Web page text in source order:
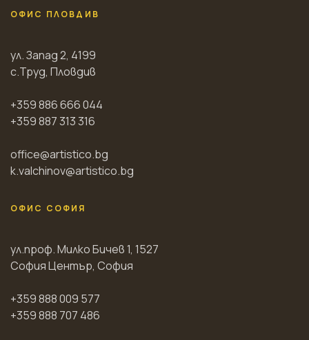
ОФИС ПЛОВДИВ
ул. Запад 2, 4199
с.Труд, Пловдив
+359 886 666 044
+359 887 313 316
office@artistico.bg
k.valchinov@artistico.bg
ОФИС СОФИЯ
ул.проф. Милко Бичев 1, 1527
София Център, София
+359 888 009 577
+359 888 707 486